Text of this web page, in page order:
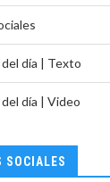
día | Texto
día | Video
SOCIALES